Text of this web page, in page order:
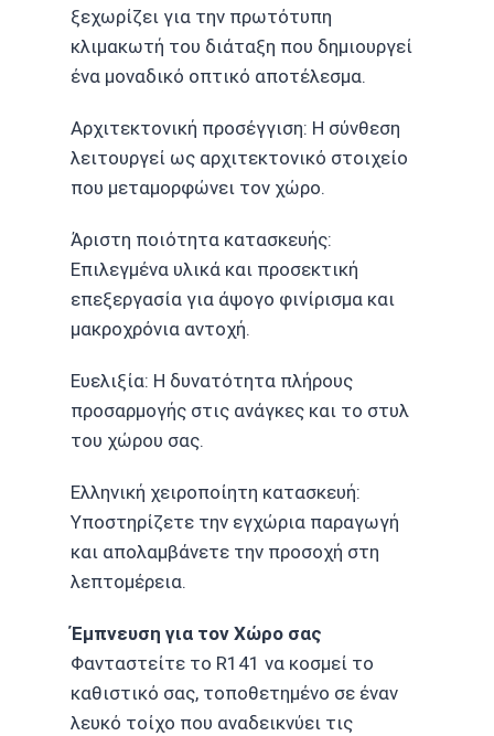
ξεχωρίζει για την πρωτότυπη
κλιμακωτή του διάταξη που δημιουργεί
ένα μοναδικό οπτικό αποτέλεσμα.
Αρχιτεκτονική προσέγγιση: Η σύνθεση
λειτουργεί ως αρχιτεκτονικό στοιχείο
που μεταμορφώνει τον χώρο.
Άριστη ποιότητα κατασκευής:
Επιλεγμένα υλικά και προσεκτική
επεξεργασία για άψογο φινίρισμα και
μακροχρόνια αντοχή.
Ευελιξία: Η δυνατότητα πλήρους
προσαρμογής στις ανάγκες και το στυλ
του χώρου σας.
Ελληνική χειροποίητη κατασκευή:
Υποστηρίζετε την εγχώρια παραγωγή
και απολαμβάνετε την προσοχή στη
λεπτομέρεια.
Έμπνευση για τον Χώρο σας
Φανταστείτε το R141 να κοσμεί το
καθιστικό σας, τοποθετημένο σε έναν
λευκό τοίχο που αναδεικνύει τις